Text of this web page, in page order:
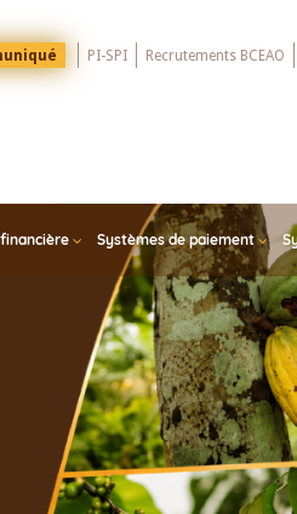
PI-SPI Recrutements BCEAO
Systèmes de paiement